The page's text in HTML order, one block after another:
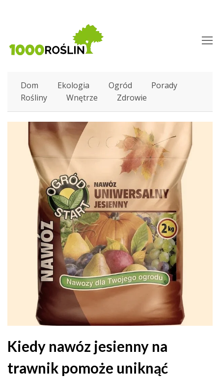
Dom Ekologia Ogród
Porady
Rośliny
Wnętrze Zdrowie
Kiedy nawóz jesienny na
trawnik pomoże uniknąć